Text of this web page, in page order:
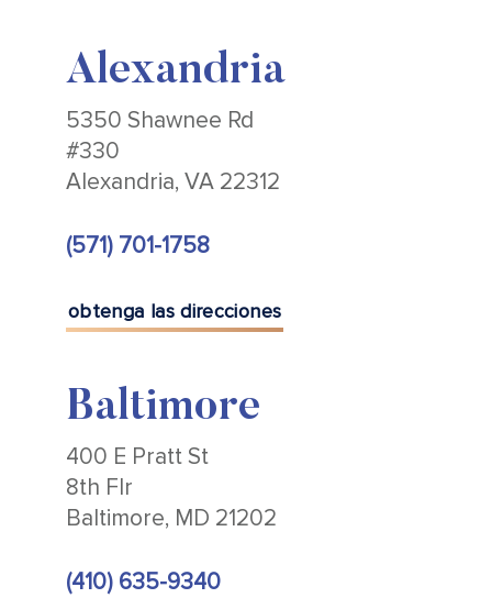
Alexandria
5350 Shawnee Rd
#330
Alexandria, VA 22312
(571) 701-1758
obtenga las direcciones
Baltimore
400 E Pratt St
8th Flr
Baltimore, MD 21202
(410) 635-9340